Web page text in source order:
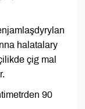
halatalary
çig mal
90